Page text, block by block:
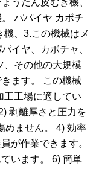
うたん皮むき機、
パパイヤ カボチ
、3.この機械はメ
イヤ、カボチャ、
、その他の大規模
ます。 この機械
工工場に適してい
剥離厚さと圧力を
めません。 4) 効率
が作業できます。
います。 6) 簡単